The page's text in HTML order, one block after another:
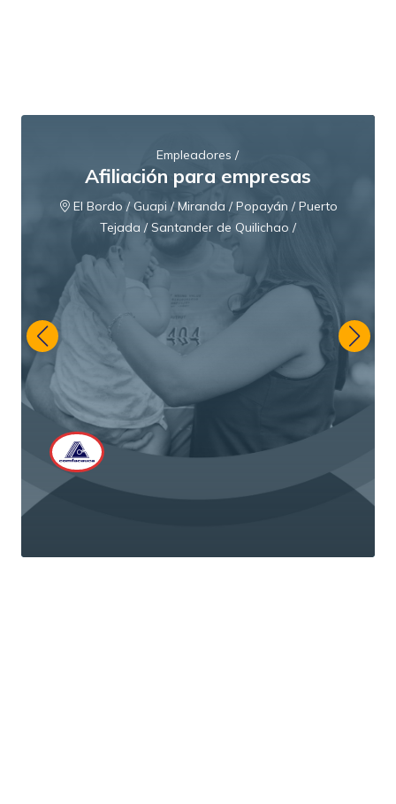
Empleadores /
Afiliación para empresas
El Bordo / Guapi / Miranda / Popayán / Puerto
Tejada / Santander de Quilichao /